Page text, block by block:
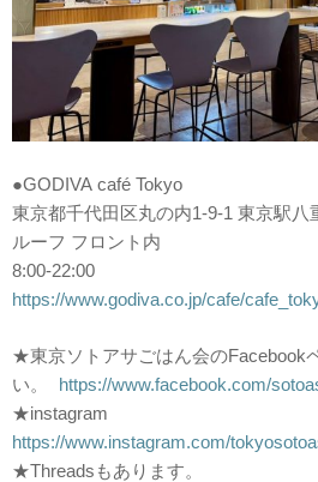
●GODIVA café Tokyo
東京都千代田区丸の内1-9-1 東京駅八
ルーフ フロント内
8:00-22:00
https://www.godiva.co.jp/cafe/
★東京ソトアサごはん会のFacebook
い。 https://www.facebook.com/
★instagram
https://www.instagram.com/
★Threadsもあります。